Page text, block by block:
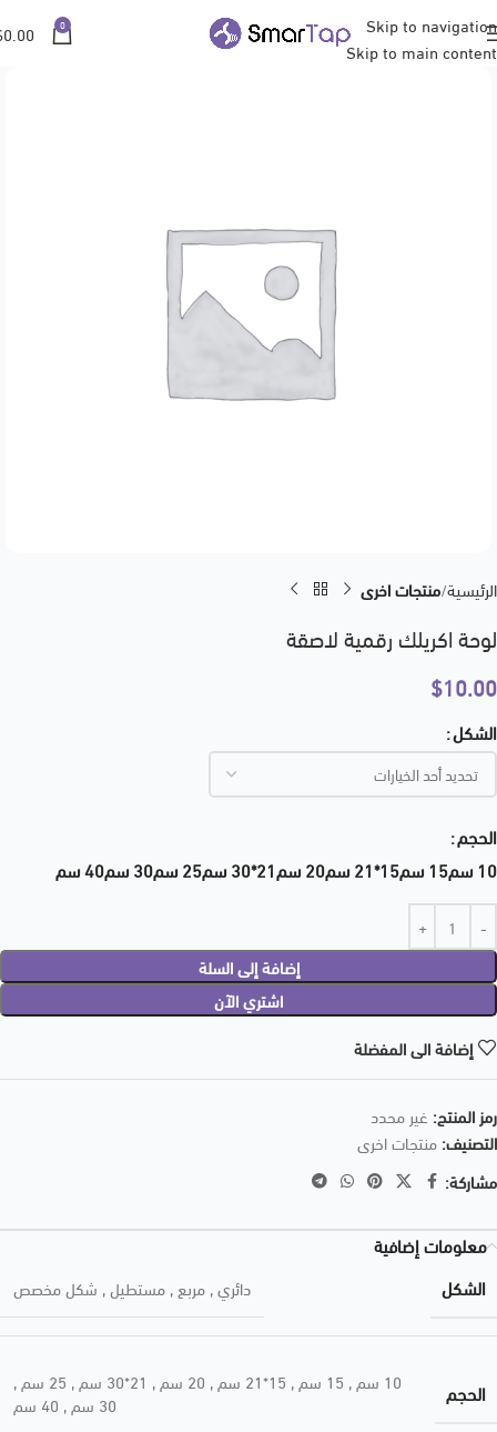
Skip to navigation
Skip to main content
0
0.00
الرئيسية منتجات اخرى
لوحة اكريلك رقمية لاصقة
$10.00
الشكل
الحجم
10 سم
15 سم 15*21 سم 20 سم 21*30 سم 25 سم 30 سم 40 سم
إضافة إلى السلة
اشتري الآن
إضافة الى المفضلة
رمز المنتج: غير محدد
التصنيف:منتجات اخرى
مشاركة:
معلومات إضافية
الشكل
دائري,مربع,مستطيل, شكل مخصص
الحجم 10 سم , 15 سم , 15*21 سم , 20 سم , 21*30 سم , 25 سم ,
30 سم , 40 سم